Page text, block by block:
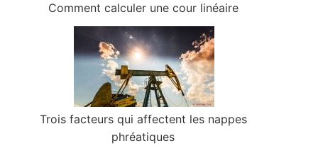
Comment calculer une cour linéaire
Trois facteurs qui affectent les nappes
phréatiques